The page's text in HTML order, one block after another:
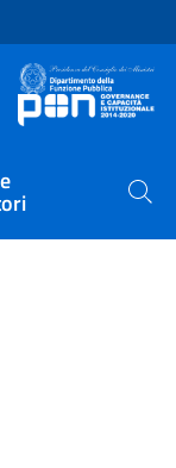
Cerca